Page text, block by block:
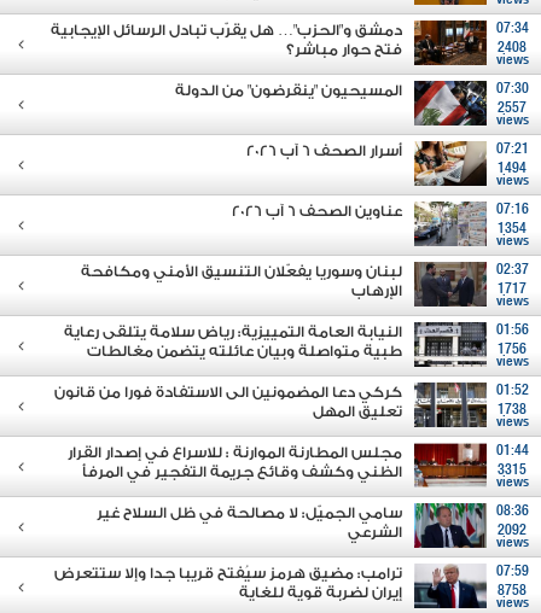
07:34
2408
views
دمشق و"الحزب"… هل يقرّب تبادل الرسائل الإيجابية
فتح حوار مباشر؟
07:30
2557
views
المسيحيون "ينقرضون" من الدولة
07:21
1494
views
أسرار الصحف 6 آب 2026
07:16
1354
views
عناوين الصحف 6 آب 2026
02:37
1717
views
لبنان وسوريا يفعّلان التنسيق الأمني ومكافحة
الإرهاب
01:56
1756
views
النيابة العامة التمييزية: رياض سلامة يتلقى رعاية
طبية متواصلة وبيان عائلته يتضمن مغالطات
01:52
1738
views
كركي دعا المضمونين الى الاستفادة فورا من قانون
تعليق المهل
01:44
3315
views
مجلس المطارنة الموارنة : للاسراع في إصدار القرار
الظني وكشف وقائع جريمة التفجير في المرفأ
08:36
2092
views
سامي الجميّل: لا مصالحة في ظل السلاح غير
الشرعي
07:59
8758
views
ترامب: مضيق هرمز سيُفتح قريبا جدا وإلا ستتعرض
إيران لضربة قوية للغاية